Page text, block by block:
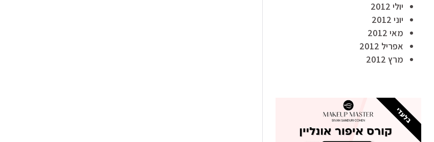
יולי 2012
יוני 2012
מאי 2012
אפריל 2012
מרץ 2012
בלעדי